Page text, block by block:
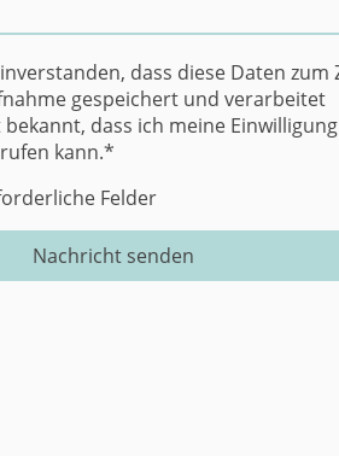
dass diese Daten zum
gespeichert und verarbeitet
dass ich meine Einwilligung
kann.*
Felder
Nachricht senden